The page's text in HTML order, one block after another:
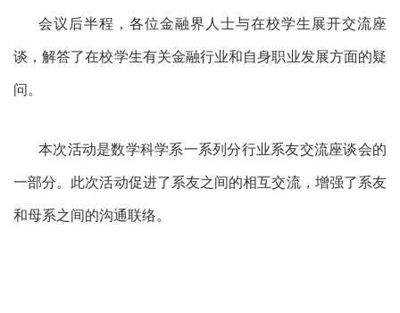
会议后半程，各位金融界人士与在校学生展开交流座
谈，解答了在校学生有关金融行业和自身职业发展方面的疑
问。
本次活动是数学科学系一系列分行业系友交流座谈会的
一部分。此次活动促进了系友之间的相互交流，增强了系友
和母系之间的沟通联络。